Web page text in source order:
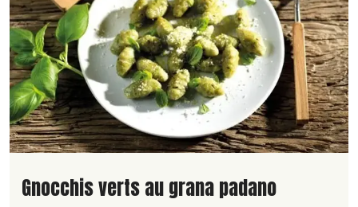
Lire la suite de la recette
Gnocchis verts au grana padano